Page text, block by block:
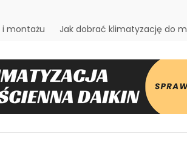
i montażu Jak dobrać klimatyzację do